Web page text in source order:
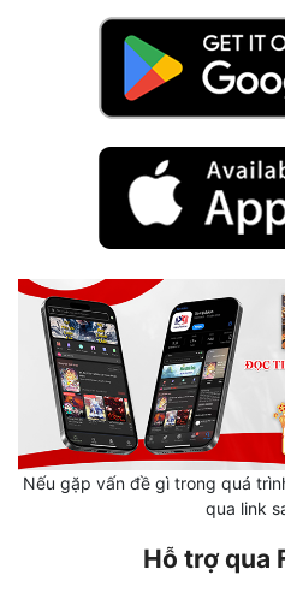
Mưu Mô
Mạt Thế
Mỹ Thực
Ngôn Tình
Ngược
Nếu gặp vấn đề gì trong quá
qua link
Hỗ trợ qua